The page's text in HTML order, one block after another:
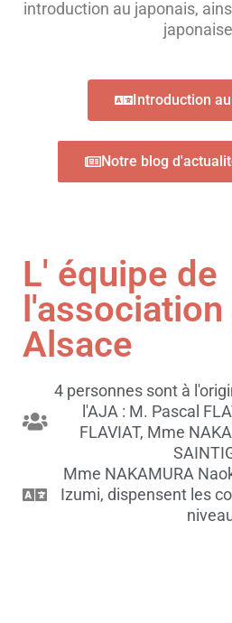
introduction au japonais,
Introduction
Notre blog
L' équipe de
Alsace
4 personnes sont à
l'AJA : M. Pascal
FLAVIAT, Mme
Mme NAKAMURA
Izumi, dispensent les